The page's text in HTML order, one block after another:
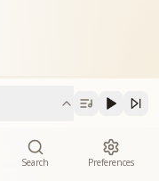
Search Preferences